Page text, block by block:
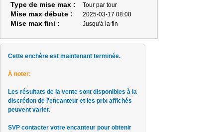
À propos
Nouvelles
Nous joindre
Type de mise max : Tour par tour
Mise max débute : 2025-03-17 08:00
Mise max fini : Jusqu'à la fin
Cette enchère est maintenant terminée.
À noter:
Les résultats de la vente sont disponibles à la
discrétion de l'encanteur et les prix affichés
peuvent varier.
SVP contacter votre encanteur pour obtenir